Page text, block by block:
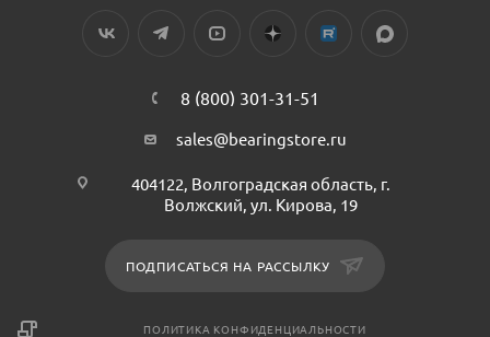
8 (800) 301-31-51
sales@bearingstore.ru
404122, Волгоградская область, г.
Волжский, ул. Кирова, 19
ПОДПИСАТЬСЯ НА РАССЫЛКУ
ПОЛИТИКА КОНФИДЕНЦИАЛЬНОСТИ